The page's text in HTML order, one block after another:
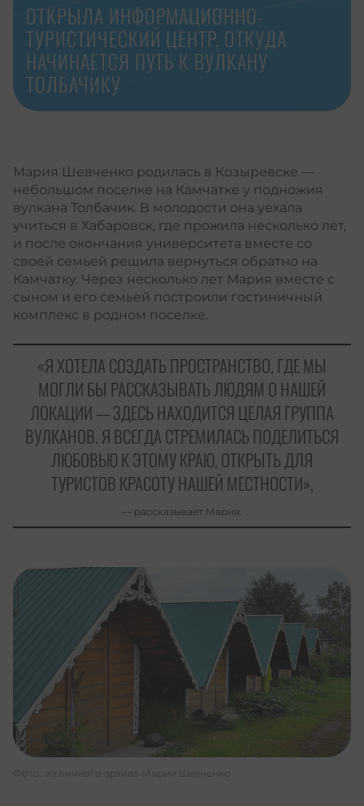
ОТКРЫЛА ИНФОРМАЦИОННО-
ТУРИСТИЧЕСКИЙ ЦЕНТР, ОТКУДА
НАЧИНАЕТСЯ ПУТЬ К ВУЛКАНУ
ТОЛБАЧИКУ
Мария Шевченко родилась в Козыревске —
небольшом поселке на Камчатке у подножия
вулкана Толбачик. В молодости она уехала
учиться в Хабаровск, где прожила несколько лет,
и после окончания университета вместе со
своей семьей решила вернуться обратно на
Камчатку. Через несколько лет Мария вместе с
сыном и его семьей построили гостиничный
комплекс в родном поселке.
«Я ХОТЕЛА СОЗДАТЬ ПРОСТРАНСТВО, ГДЕ МЫ
МОГЛИ БЫ РАССКАЗЫВАТЬ ЛЮДЯМ О НАШЕЙ
ЛОКАЦИИ — ЗДЕСЬ НАХОДИТСЯ ЦЕЛАЯ ГРУППА
ВУЛКАНОВ. Я ВСЕГДА СТРЕМИЛАСЬ ПОДЕЛИТЬСЯ
ЛЮБОВЬЮ К ЭТОМУ КРАЮ, ОТКРЫТЬ ДЛЯ
ТУРИСТОВ КРАСОТУ НАШЕЙ МЕСТНОСТИ»,
— рассказывает Мария.
Фото: из личного архива Марии Шевченко